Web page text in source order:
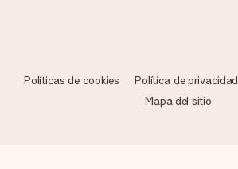
Políticas de cookies Política de privacidad
Mapa del sitio